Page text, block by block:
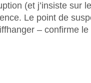
(et j’insiste sur
Le point de
– confirme